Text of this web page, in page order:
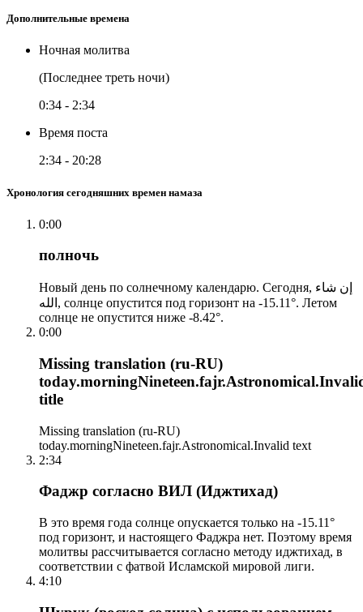
Дополнительные времена
Ночная молитва
(Последнее треть ночи)
0:34 - 2:34
Время поста
2:34 - 20:28
Хронология сегодняшних времен намаза
0:00
полночь
Новый день по солнечному календарю. Сегодня, إن شاء
الله, солнце опустится под горизонт на -15.11°. Летом
солнце не опустится ниже -8.42°.
0:00
Missing translation (ru-RU)
title
Missing translation (ru-RU)
today.morningNineteen.fajr.Astronomical.Invalid text
2:34
Фаджр согласно ВИЛ (Иджтихад)
В это время года солнце опускается только на -15.11°
под горизонт, и настоящего Фаджра нет. Поэтому время
молитвы рассчитывается согласно методу иджтихад, в
соответствии с фатвой Исламской мировой лиги.
4:10